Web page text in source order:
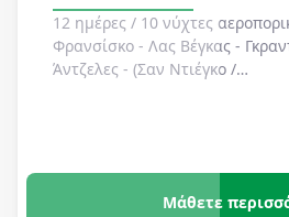
12 ημέρες / 10 νύχτες
Φρανσίσκο - Λας Βέγκας -
Άντζελες - (Σαν Ντιέγκο /
Μάθετε